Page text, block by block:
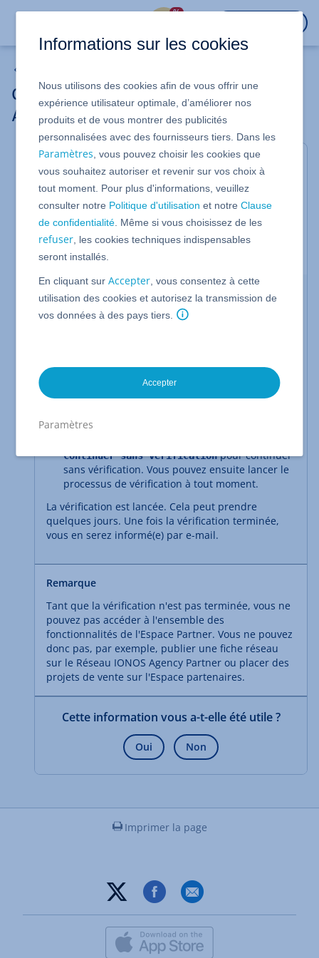
%
Créer un profil Partner dans l'Espace
Agency-Partner IONOS
Valable pour le Programme IONOS Agency Partner.
Devenir gratuitement membre du Programme
IONOS Agency Partner vous permet d'accéder au
Réseau IONOS Agency Partner et d'y gagner des
clients. Cet article vous explique comment créer
une inscription sur le Réseau IONOS Agency
Partner.
Créer un profil
Inscrivez-vous dans l'
Espace IONOS Agency
Remplissez les différents champs de l'assistant
de configuration.
Créer un profil
Continuer sans vérificationpour continuer
sans vérification. Vous pouvez ensuite lancer le
processus de vérification à tout moment.
La vérification est lancée. Cela peut prendre
quelques jours. Une fois la vérification terminée,
vous en serez informé(e) par e-mail.
Remarque
Tant que la vérification n'est pas terminée, vous ne
pouvez pas accéder à l'ensemble des
fonctionnalités de l'Espace Partner. Vous ne pouvez
donc pas, par exemple, publier une fiche réseau
sur le Réseau IONOS Agency Partner ou placer des
projets de vente sur l'Espace partenaires.
Cette information vous a-t-elle été utile ?
Oui Non
Imprimer la page
Informations sur les cookies
Nous utilisons des cookies afin de vous offrir une
expérience utilisateur optimale, d’améliorer nos
produits et de vous montrer des publicités
personnalisées avec des fournisseurs tiers. Dans les
Paramètres , vous pouvez choisir les cookies que
vous souhaitez autoriser et revenir sur vos choix à
tout moment. Pour plus d'informations, veuillez
consulter notre Politique d'utilisation et notreClause
de confidentialité . Même si vous choisissez de les
refuser , les cookies techniques indispensables
seront installés.
En cliquant surAccepter , vous consentez à cette
utilisation des cookies et autorisez la transmission de
vos données à des pays tiers.
Accepter
Paramètres